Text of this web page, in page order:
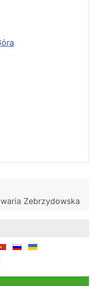
Zebrzydowska